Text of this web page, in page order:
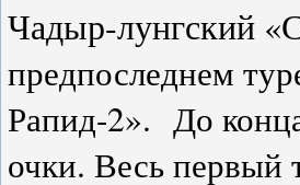
Чадыр-лунгский
предпоследнем
Рапид-2». До
очки. Весь первый